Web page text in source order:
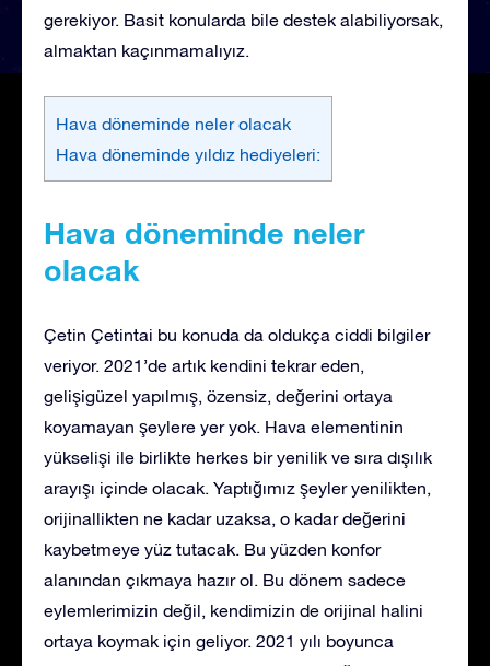
gerekiyor. Basit konularda bile destek alabiliyorsak,
almaktan kaçınmamalıyız.
Hava döneminde neler olacak
Hava döneminde yıldız hediyeleri:
Hava döneminde neler
olacak
Çetin Çetintai bu konuda da oldukça ciddi bilgiler
veriyor. 2021’de artık kendini tekrar eden,
gelişigüzel yapılmış, özensiz, değerini ortaya
koyamayan şeylere yer yok. Hava elementinin
yükselişi ile birlikte herkes bir yenilik ve sıra dışılık
arayışı içinde olacak. Yaptığımız şeyler yenilikten,
orijinallikten ne kadar uzaksa, o kadar değerini
kaybetmeye yüz tutacak. Bu yüzden konfor
alanından çıkmaya hazır ol. Bu dönem sadece
eylemlerimizin değil, kendimizin de orijinal halini
ortaya koymak için geliyor. 2021 yılı boyunca